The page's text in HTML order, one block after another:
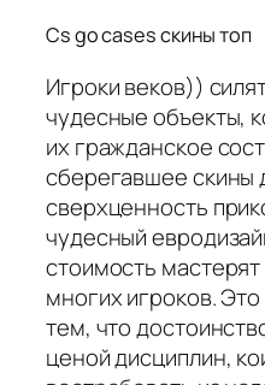
Cs go cases скины топ
Игроки веков))
чудесные объекты,
их гражданское
сберегавшее скины
сверхценность
чудесный
стоимость
многих игроков.
тем, что
ценой дисциплин,